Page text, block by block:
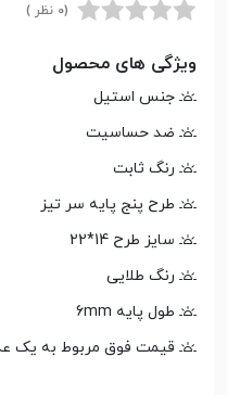
(0 نظر )
ویژگی های محصول
جنس استیل
ضد حساسیت
رنگ ثابت
طرح پنج پایه سر تیز
سایز طرح 14*22
رنگ طلایی
طول پایه 6mm
قیمت فوق مربوط به یک